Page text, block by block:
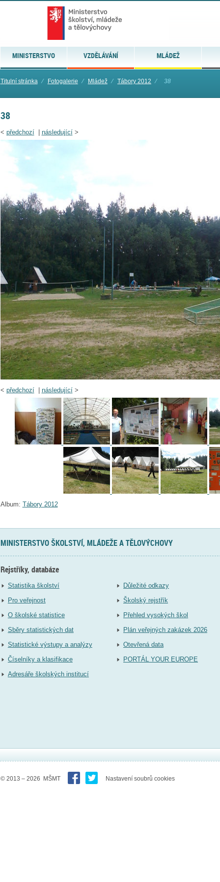
MINISTERSTVO VZDĚLÁVÁNÍ MLÁDEŽ
Titulní stránka ⁄ Fotogalerie ⁄ Mládež ⁄ Tábory 2012 ⁄ 38
38
< předchozí| následující>
< předchozí| následující>
Album: Tábory 2012
MINISTERSTVO ŠKOLSTVÍ, MLÁDEŽE A TĚLOVÝCHOVY
Rejstříky, databáze
Statistika školství
Pro veřejnost
O školské statistice
Sběry statistických dat
Statistické výstupy a analýzy
Číselníky a klasifikace
Adresáře školských institucí
Důležité odkazy
Školský rejstřík
Přehled vysokých škol
Plán veřejných zakázek 2026
Otevřená data
PORTÁL YOUR EUROPE
© 2013 – 2026 MŠMT Nastavení soubrů cookies